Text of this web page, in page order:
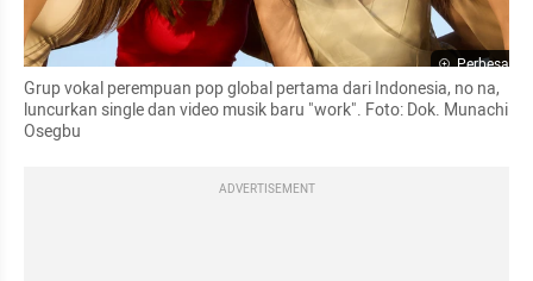
Perbesar
Grup vokal perempuan pop global pertama dari Indonesia, no na,
luncurkan single dan video musik baru "work". Foto: Dok. Munachi
Osegbu
ADVERTISEMENT